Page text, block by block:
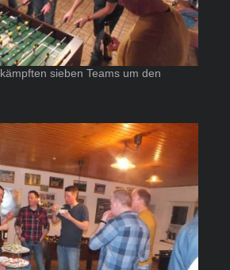
sieben Teams um den